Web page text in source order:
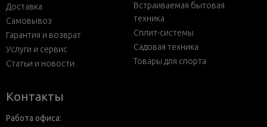
Доставка
Самовывоз
Гарантия и возврат
Услуги и сервис
Статьи и новости
Встраиваемая бытовая
техника
Сплит-системы
Садовая техника
Товары для спорта
Контакты
Работа офиса: